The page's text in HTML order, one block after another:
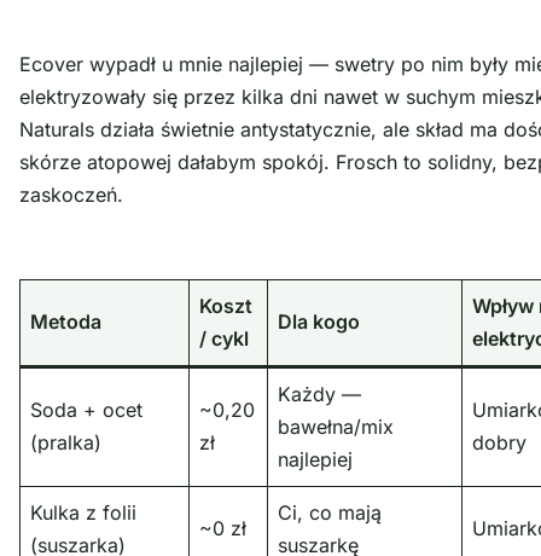
Ecover wypadł u mnie najlepiej — swetry po nim były
elektryzowały się przez kilka dni nawet w suchym
Naturals działa świetnie antystatycznie, ale skład ma
skórze atopowej dałabym spokój. Frosch to solidny,
zaskoczeń.
Metoda
Koszt
/ cykl
Dla kogo
Wpływ
Soda + ocet
(pralka)
~0,20
zł
Każdy —
bawełna/mix
najlepiej
dobry
Kulka z folii
(suszarka)
~0 zł
Ci, co mają
suszarkę